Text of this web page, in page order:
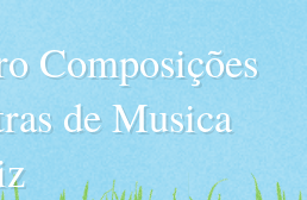
Composições
de Musica